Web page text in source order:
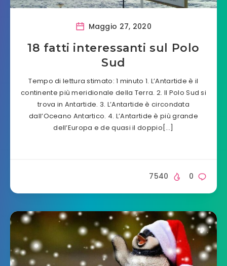
Maggio 27, 2020
18 fatti interessanti sul Polo
Sud
Tempo di lettura stimato: 1 minuto 1. L’Antartide è il
continente più meridionale della Terra. 2. Il Polo Sud si
trova in Antartide. 3. L’Antartide è circondata
dall’Oceano Antartico. 4. L’Antartide è più grande
dell’Europa e de quasi il doppio[…]
0
7540